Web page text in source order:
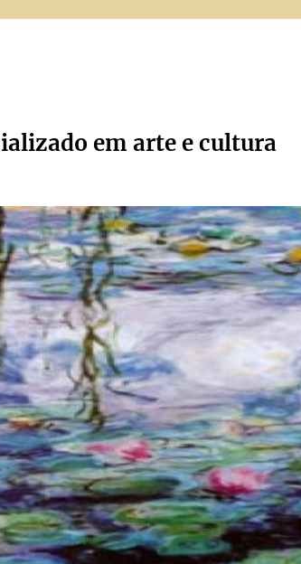
em arte e cultura